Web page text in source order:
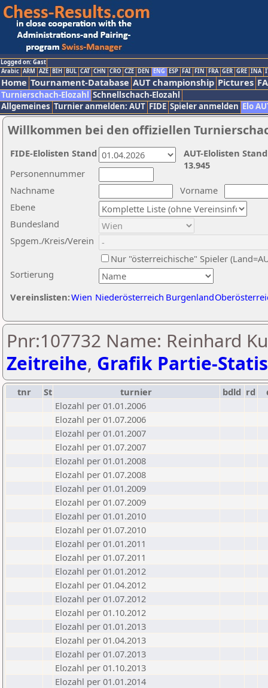
Logged on: Gast
Arabic ARM AZE BIH BUL CAT CHN CRO CZE DEN ENG ESP FAI FIN FRA GER GRE INA
Home Tournament-Database AUT championship Pictures
Turnierschach-Elozahl Schnellschach-Elozahl
Allgemeines Turnier anmelden: AUT FIDE Spieler anmelden Elo
Willkommen bei den offiziellen
Nachname
Vorname
Ebene
Sortierung
Personennummer
Bundesland
Spgem./Kreis/Verein
Nur "österreichische" Spieler
Vereinslisten:Wien Niederösterreich Burgenland
AUT-Elolisten
13.945
FIDE-Elolisten Stand
Pnr:107732 Name: Reinhard
Zeitreihe, Grafik Partie-
tnr St turnier bdld rd
Elozahl per 01.01.2006
Elozahl per 01.07.2006
Elozahl per 01.01.2007
Elozahl per 01.07.2007
Elozahl per 01.01.2008
Elozahl per 01.07.2008
Elozahl per 01.01.2009
Elozahl per 01.07.2009
Elozahl per 01.01.2010
Elozahl per 01.07.2010
Elozahl per 01.01.2011
Elozahl per 01.07.2011
Elozahl per 01.01.2012
Elozahl per 01.04.2012
Elozahl per 01.07.2012
Elozahl per 01.10.2012
Elozahl per 01.01.2013
Elozahl per 01.04.2013
Elozahl per 01.07.2013
Elozahl per 01.10.2013
Elozahl per 01.01.2014